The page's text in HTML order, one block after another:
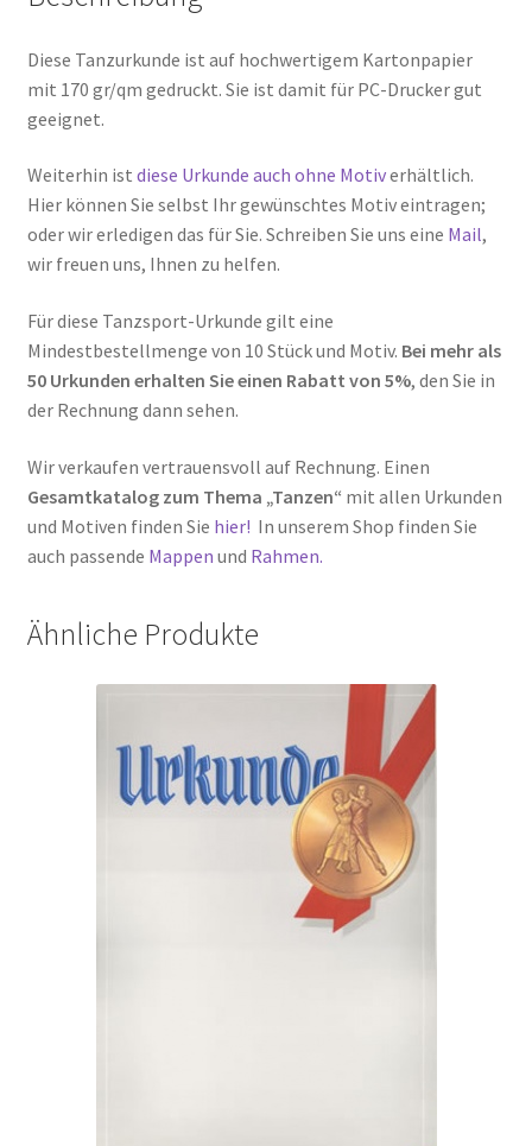
Diese Tanzurkunde ist auf hochwertigem Kartonpapier
mit 170 gr/qm gedruckt. Sie ist damit für PC-Drucker gut
geeignet.
Weiterhin ist diese Urkunde auch ohne Motiverhältlich.
Hier können Sie selbst Ihr gewünschtes Motiv eintragen;
oder wir erledigen das für Sie. Schreiben Sie uns eine Mail,
wir freuen uns, Ihnen zu helfen.
Für diese Tanzsport-Urkunde gilt eine
Mindestbestellmenge von 10 Stück und Motiv. Bei mehr als
50 Urkunden erhalten Sie einen Rabatt von 5%, den Sie in
der Rechnung dann sehen.
Wir verkaufen vertrauensvoll auf Rechnung. Einen
Gesamtkatalog zum Thema „Tanzen“ mit allen Urkunden
und Motiven finden Sie hier! In unserem Shop finden Sie
auch passende Mappen und Rahmen.
Ähnliche Produkte